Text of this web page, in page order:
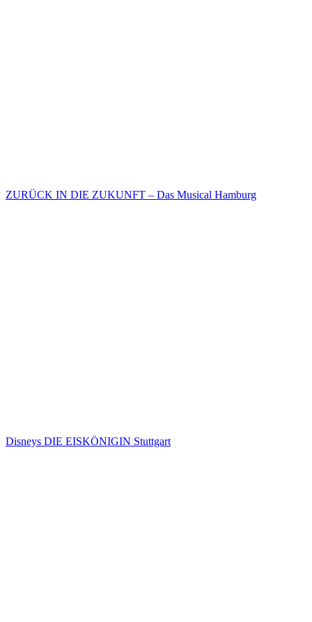
ZURÜCK IN DIE ZUKUNFT – Das Musical Hamburg
Disneys DIE EISKÖNIGIN Stuttgart